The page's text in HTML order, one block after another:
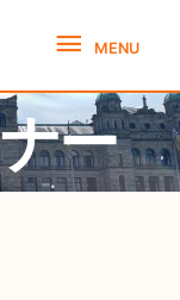
MENU
MENU
ー